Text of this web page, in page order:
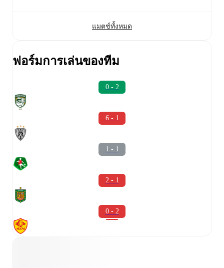
แมตช์ทั้งหมด
ฟอร์มการเล่นของทีม
0 - 2
6 - 1
1 - 1
2 - 1
0 - 2